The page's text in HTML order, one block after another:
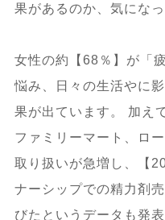
果があるのか​​、気にな
女性の約【68％】が「
悩み、日々の生活やに
果が出ています。 加え
ファミリーマート、ロ
取り扱いが急増し、【
ナーシップでの精力剤
びたというデータも発